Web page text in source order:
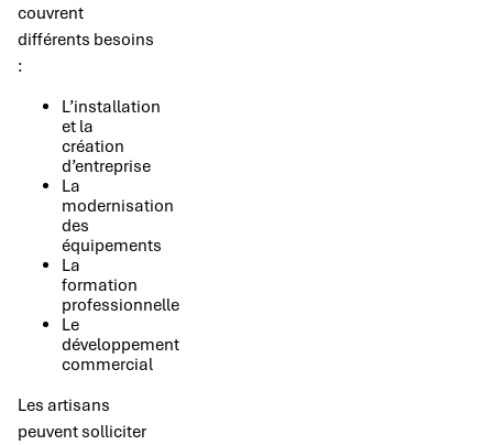
couvrent
différents besoins
:
L’installation
et la
création
d’entreprise
La
modernisation
des
équipements
La
formation
professionnelle
Le
développement
commercial
Les artisans
peuvent solliciter